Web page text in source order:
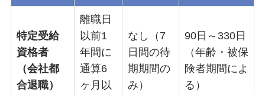
特定受給
資格者
（会社都
合退職）
離職日
以前1
年間に
通算6
ヶ月以
なし（7
日間の待
期期間の
み）
90日～330日
（年齢・被保
険者期間によ
る）